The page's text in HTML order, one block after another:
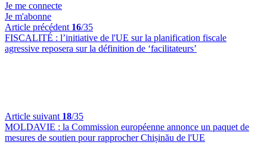
Je me connecte
Je m'abonne
Article précédent 16/35
FISCALITÉ : l’initiative de l'UE sur la planification fiscale
agressive reposera sur la définition de ‘facilitateurs’
Article suivant 18/35
MOLDAVIE : la Commission européenne annonce un paquet de
mesures de soutien pour rapprocher Chișinău de l'UE